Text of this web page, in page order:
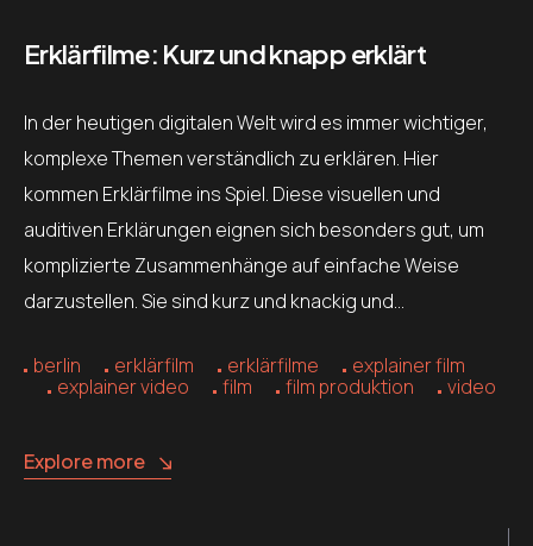
Erklärfilme: Kurz und knapp erklärt
In der heutigen digitalen Welt wird es immer wichtiger,
komplexe Themen verständlich zu erklären. Hier
kommen Erklärfilme ins Spiel. Diese visuellen und
auditiven Erklärungen eignen sich besonders gut, um
komplizierte Zusammenhänge auf einfache Weise
darzustellen. Sie sind kurz und knackig und…
berlin erklärfilm erklärfilme
explainer film
explainer video
film film produktion video
Explore more